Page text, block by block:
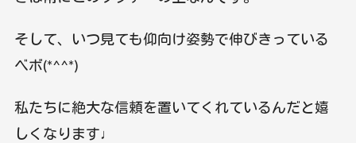
そして、いつ見ても仰向け姿勢で伸びきっている
ベボ(*^^*)
私たちに絶大な信頼を置いてくれているんだと嬉
しくなります♩